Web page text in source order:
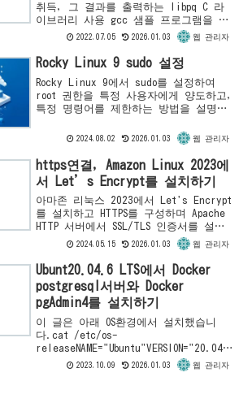
취득, 그 결과를 출력하는 libpq C 라
이브러리 사용 gcc 샘플 프로그램을 작
성하는 방법을 소개합니다.전제 조
건"Linux7 CentOS7에서 PostgreSQL
1...
2022.07.05 2026.01.03 웹 관리자
Rocky Linux 9 sudo 설정
Rocky Linux 9에서 sudo를 설정하여
root 권한을 특정 사용자에게 양도하고,
특정 명령어를 제한하는 방법을 설명합
법도 다룹니다.
2024.08.02 2026.01.03 웹 관리자
https연결, Amazon Linux 2023에
서 Let’s Encrypt를 설치하기
아마존 리눅스 2023에서 Let's Encrypt
를 설치하고 HTTPS를 구성하며 Apache
HTTP 서버에서 SSL/TLS 인증서를 설정
하는 방법을 배워보세요. 웹사이트를 안
전하게 유지하는 단계별 가이드!
2024.05.15 2026.01.03 웹 관리자
Ubunt20.04.6 LTS에서 Docker
postgresql서버와 Docker
pgAdmin4를 설치하기
이 글은 아래 OS환경에서 설치했습니
다.cat /etc/os-
releaseNAME="Ubuntu"VERSION="20.04.
6 LTS (Focal
Fossa)"ID=ubuntuID_LIKE=debianPRETT
2023.10.09 2026.01.03 웹 관리자